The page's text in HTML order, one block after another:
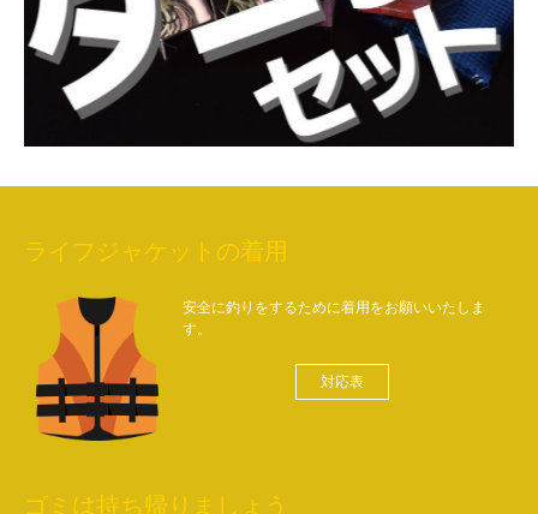
ライフジャケットの着用
安全に釣りをするために着用をお願いいたしま
す。
対応表
ゴミは持ち帰りましょう